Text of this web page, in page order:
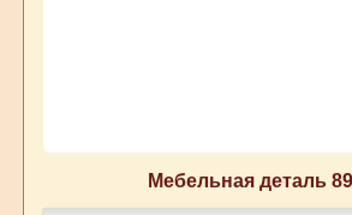
Мебельная деталь